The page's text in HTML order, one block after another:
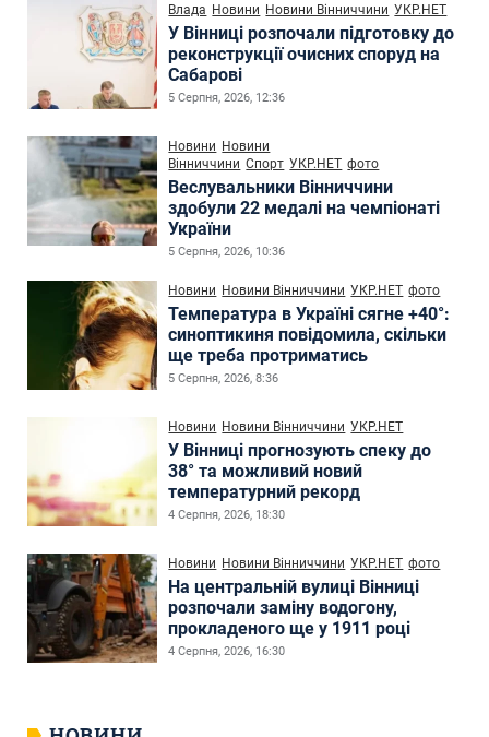
Влада Новини Новини Вінниччини УКР.НЕТ
У Вінниці розпочали підготовку до
реконструкції очисних споруд на
Сабарові
5 Серпня, 2026, 12:36
Новини Новини
Вінниччини Спорт УКР.НЕТ фото
Веслувальники Вінниччини
здобули 22 медалі на чемпіонаті
України
5 Серпня, 2026, 10:36
Новини Новини Вінниччини УКР.НЕТ фото
Температура в Україні сягне +40°:
синоптикиня повідомила, скільки
ще треба протриматись
5 Серпня, 2026, 8:36
Новини Новини Вінниччини УКР.НЕТ
У Вінниці прогнозують спеку до
38° та можливий новий
температурний рекорд
4 Серпня, 2026, 18:30
Новини Новини Вінниччини УКР.НЕТ фото
На центральній вулиці Вінниці
розпочали заміну водогону,
прокладеного ще у 1911 році
4 Серпня, 2026, 16:30